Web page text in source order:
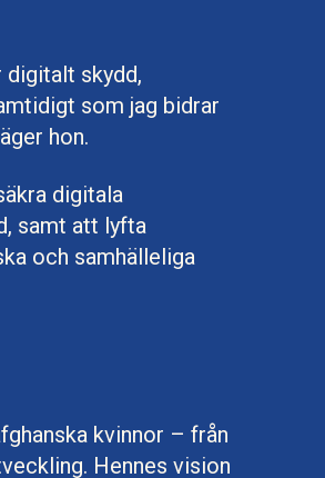
digitalt skydd,
som jag bidrar
hon.
digitala
samt att lyfta
och samhälleliga
kvinnor – från
Hennes vision